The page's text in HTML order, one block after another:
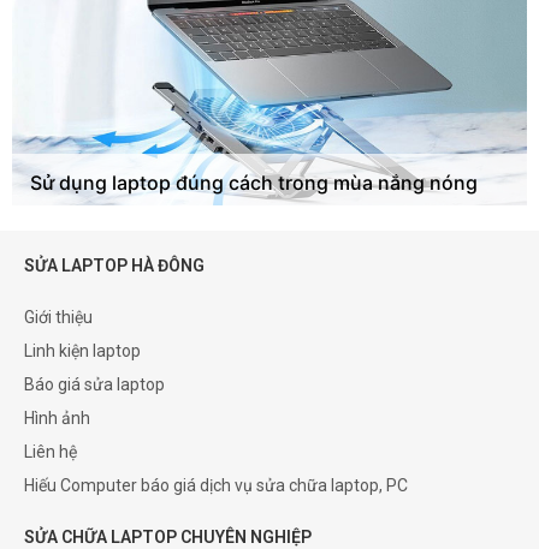
Sử dụng laptop đúng cách trong mùa nắng nóng
SỬA LAPTOP HÀ ĐÔNG
Giới thiệu
Linh kiện laptop
Báo giá sửa laptop
Hình ảnh
Liên hệ
Hiếu Computer báo giá dịch vụ sửa chữa laptop, PC
SỬA CHỮA LAPTOP CHUYÊN NGHIỆP